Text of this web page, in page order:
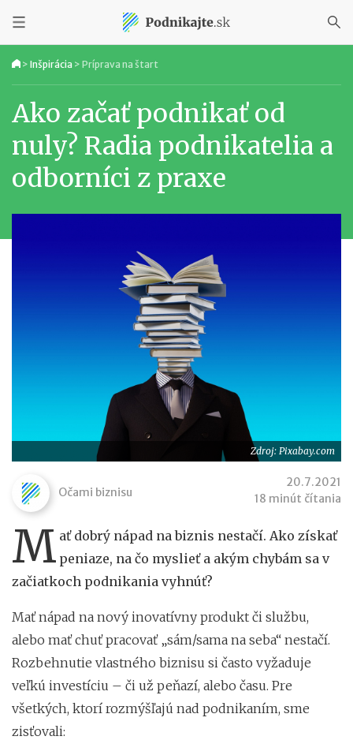
> Inšpirácia > Príprava na štart
Ako začať podnikať od
nuly? Radia podnikatelia a
odborníci z praxe
Zdroj: Pixabay.com
Očami biznisu
20.7.2021
18 minút čítania
M ať dobrý nápad na biznis nestačí. Ako získať
peniaze, na čo myslieť a akým chybám sa v
začiatkoch podnikania vyhnúť?
Mať nápad na nový inovatívny produkt či službu,
alebo mať chuť pracovať „sám/sama na seba“ nestačí.
Rozbehnutie vlastného biznisu si často vyžaduje
veľkú investíciu – či už peňazí, alebo času. Pre
všetkých, ktorí rozmýšľajú nad podnikaním, sme
zisťovali: